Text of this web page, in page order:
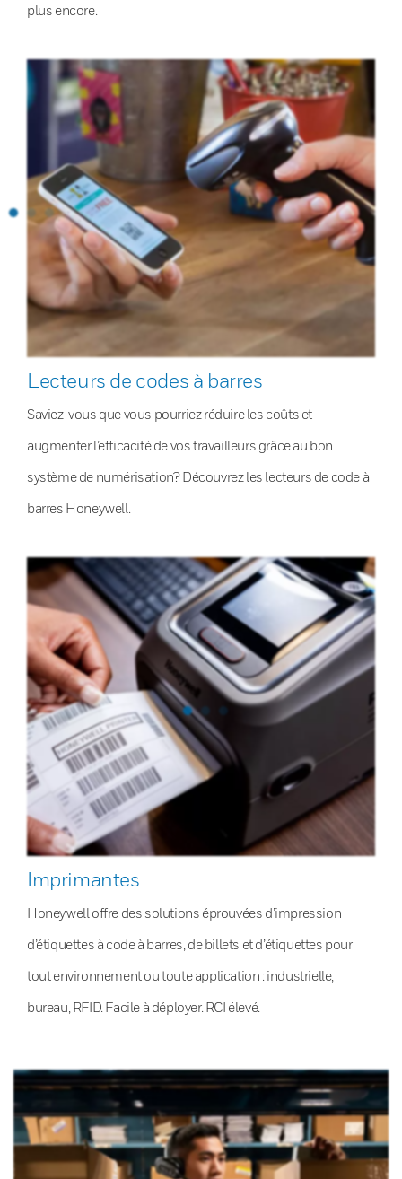
plus encore.
Lecteurs de codes à barres
Saviez-vous que vous pourriez réduire les coûts et
augmenter l’efficacité de vos travailleurs grâce au bon
système de numérisation? Découvrez les lecteurs de code à
barres Honeywell.
Imprimantes
Honeywell offre des solutions éprouvées d’impression
d’étiquettes à code à barres, de billets et d’étiquettes pour
tout environnement ou toute application : industrielle,
bureau, RFID. Facile à déployer. RCI élevé.